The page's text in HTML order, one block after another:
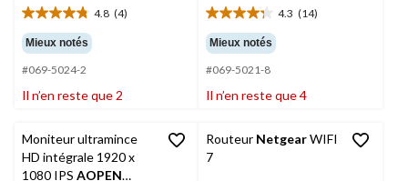
4.8 (4)
4.8
étoile(s)
sur
5.
4
Mieux notés
#069-5024-2
Il n’en reste que 2
4.3 (14)
4.3
étoile(s)
sur
5.
14
Mieux notés
#069-5021-8
Il n’en reste que 4
Moniteur ultramince
HD intégrale 1920 x
1080 IPS AOPEN
Routeur NetgearWIFI
7